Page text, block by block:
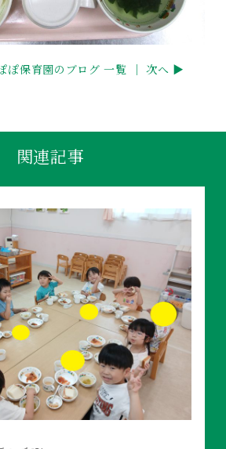
ぽ保育園のブログ 一覧 ｜ 次へ ▶
関連記事